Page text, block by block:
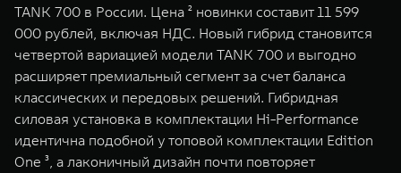
WEY 07
Расширяя границы комфорта
от 6 149 000 ₽
WEY 05
Эстетика
от 5 699
TANK 700 в России. Цена ² новинки составит 11 599
000 рублей, включая НДС. Новый гибрид становится
четвертой вариацией модели TANK 700 и выгодно
расширяет премиальный сегмент за счет баланса
классических и передовых решений. Гибридная
силовая установка в комплектации Hi-Performance
идентична подобной у топовой комплектации Edition
One ³, а лаконичный дизайн почти повторяет